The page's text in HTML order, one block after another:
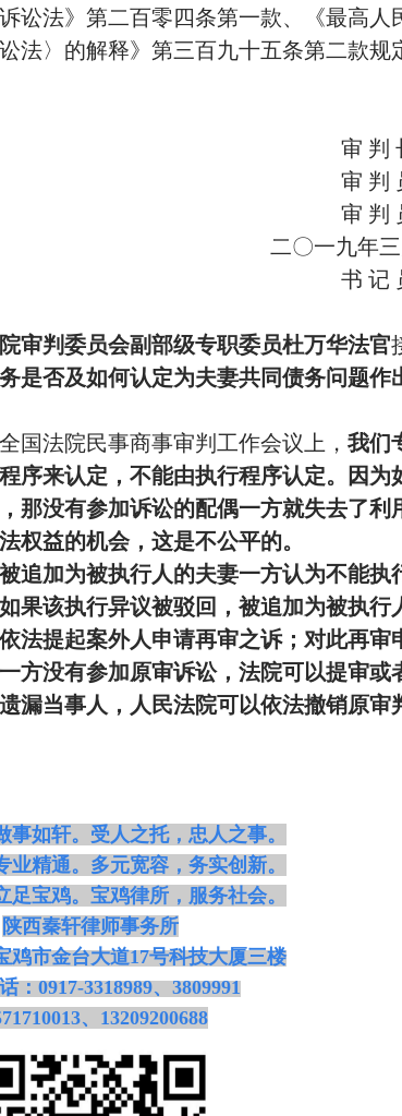
讼法》第二百零四条第一款、《最高人
法〉的解释》第三百九十五条第二款规
审 判
审 判
审 判
二〇一九年
书 记
审判委员会副部级专职委员杜万华法官
是否及如何认定为夫妻共同债务问题作
国法院民事商事审判工作会议上， 我们
序来认定，不能由执行程序认定。因为
那没有参加诉讼的配偶一方就失去了利
权益的机会，这是不公平的。
追加为被执行人的夫妻一方认为不能执
果该执行异议被驳回，被追加为被执行
法提起案外人申请再审之诉；对此再审
方没有参加原审诉讼，法院可以提审或
漏当事人，人民法院可以依法撤销原审
事如轩。受人之托，忠人之事。
业精通。多元宽容，务实创新。
足宝鸡。宝鸡律所，服务社会。
陕西秦轩律师事务所
鸡市金台大道17号科技大厦三楼
：0917-3318989、3809991
、13209200688